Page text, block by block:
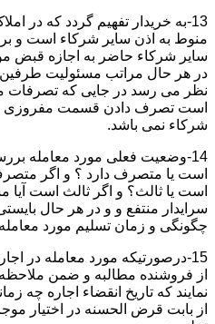
13-به خریدار تفهیم گردد که در
منوط به اذن سایر شرکاء است و
سایر شرکاء حاضر به اجازه قبض
در هر حال مراتب مسئولیت طرفین
نظر می رسد در جایی که تصرفات
است تصرف دادن قسمت مفروزی به
شرکاء نمی باشد.
14-وضعیت فعلی مورد معامله
است یا متصرف دارد ؟ و اگر
است یا ثالث؟ و اگر ثالث است آیا
سرایدار منتفع و و در هر حال
چگونگی و زمان تسلیم مورد
15-درصورتیکه مورد معامله در
از فروشنده مطالبه و ضمن
نمایند که تاریخ انقضاء اجاره چه
از بابت قرض الحسنه در اختیار